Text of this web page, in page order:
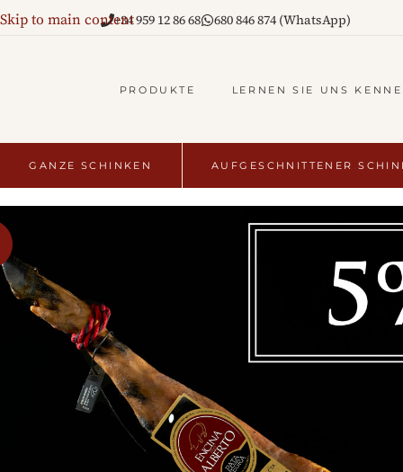
Skip to main content+34 959 12 86 68 680 846 874 (WhatsApp)
PRODUKTE LERNEN SIE UNS
GANZE SCHINKEN AUFGESCHNITTENER